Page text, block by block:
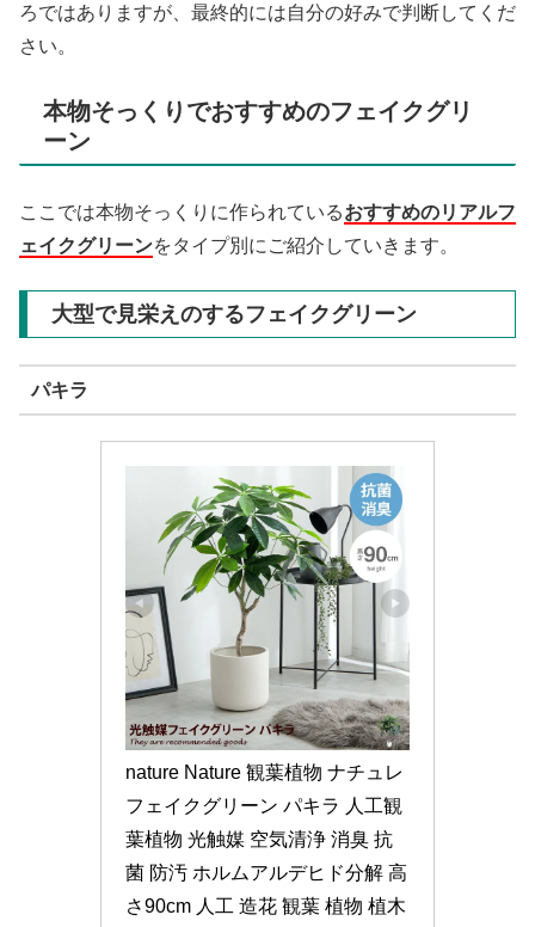
ろではありますが、最終的には自分の好みで判断してくだ
さい。
本物そっくりでおすすめのフェイクグリ
ーン
ここでは本物そっくりに作られているおすすめのリアルフ
ェイクグリーンをタイプ別にご紹介していきます。
大型で見栄えのするフェイクグリーン
パキラ
nature Nature 観葉植物 ナチュレ
フェイクグリーン パキラ 人工観
葉植物 光触媒 空気清浄 消臭 抗
菌 防汚 ホルムアルデヒド分解 高
さ90cm 人工 造花 観葉 植物 植木